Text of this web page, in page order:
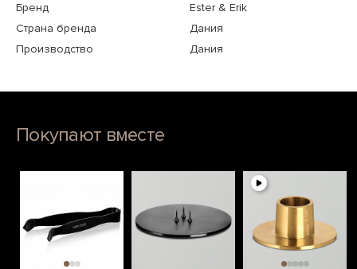
Бренд
Ester & Erik
Страна бренда
Дания
Производство
Дания
Покупают вместе